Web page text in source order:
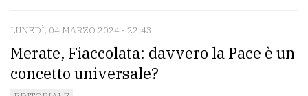
LUNEDÌ, 04 MARZO 2024 - 22:43
Merate, Fiaccolata: davvero la Pace è un
concetto universale?